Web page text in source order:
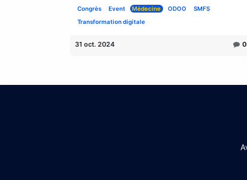
Congrès Event Médecine ODOO
SMFS
Transformation digitale
31 oct. 2024 0